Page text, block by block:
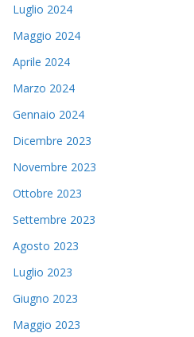
Luglio 2024
Maggio 2024
Aprile 2024
Marzo 2024
Gennaio 2024
Dicembre 2023
Novembre 2023
Ottobre 2023
Settembre 2023
Agosto 2023
Luglio 2023
Giugno 2023
Maggio 2023